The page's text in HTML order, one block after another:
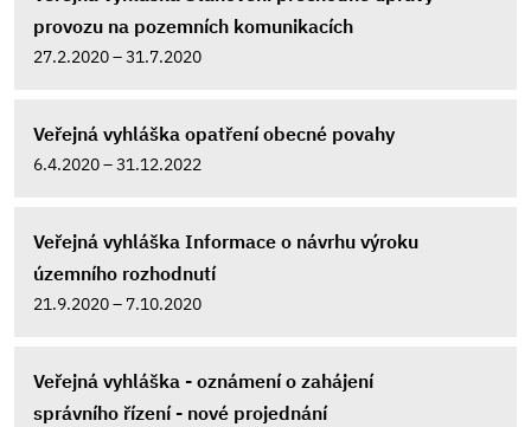
provozu na pozemních komunikacích
27.2.2020 – 31.7.2020
Veřejná vyhláška opatření obecné povahy
6.4.2020 – 31.12.2022
Veřejná vyhláška Informace o návrhu výroku
územního rozhodnutí
21.9.2020 – 7.10.2020
Veřejná vyhláška - oznámení o zahájení
správního řízení - nové projednání